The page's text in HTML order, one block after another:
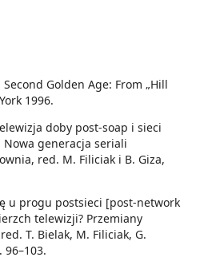
Second Golden Age: From „Hill
1996.
doby post-soap i sieci
Nowa generacja seriali
red. M. Filiciak i B. Giza,
u progu postsieci [post-network
telewizji? Przemiany
T. Bielak, M. Filiciak, G.
96–103.